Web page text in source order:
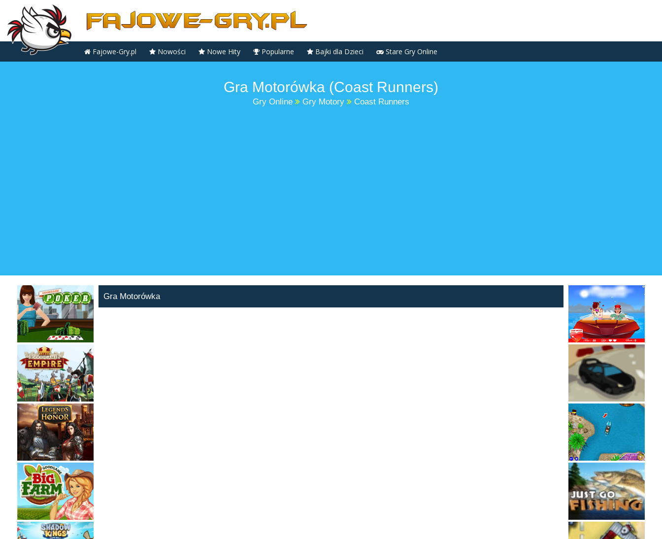
Fajowe-Gry.pl Nowości Nowe Hity Popularne Bajki dla Dzieci Stare Gry Online
Gra Motorówka (Coast Runners)
Gry Online Gry Motory Coast Runners
Gra Motorówka